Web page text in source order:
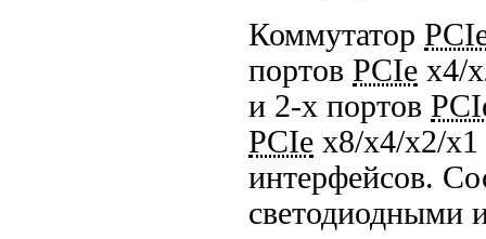
Коммутатор
портов PCIe x4/
и 2-х портов
PCIe x8/x4/x2/x1
интерфейсов.
светодиодными